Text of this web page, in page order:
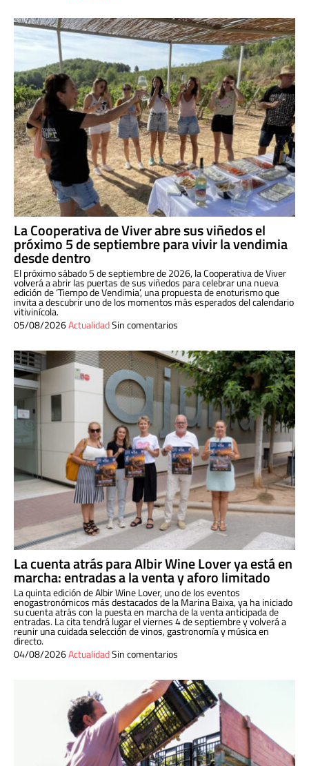
La Cooperativa de Viver abre sus viñedos el
próximo 5 de septiembre para vivir la vendimia
desde dentro
El próximo sábado 5 de septiembre de 2026, la Cooperativa de Viver
volverá a abrir las puertas de sus viñedos para celebrar una nueva
edición de ‘Tiempo de Vendimia’, una propuesta de enoturismo que
invita a descubrir uno de los momentos más esperados del calendario
vitivinícola.
05/08/2026ActualidadSin comentarios
La cuenta atrás para Albir Wine Lover ya está en
marcha: entradas a la venta y aforo limitado
La quinta edición de Albir Wine Lover, uno de los eventos
enogastronómicos más destacados de la Marina Baixa, ya ha iniciado
su cuenta atrás con la puesta en marcha de la venta anticipada de
entradas. La cita tendrá lugar el viernes 4 de septiembre y volverá a
reunir una cuidada selección de vinos, gastronomía y música en
directo.
04/08/2026ActualidadSin comentarios